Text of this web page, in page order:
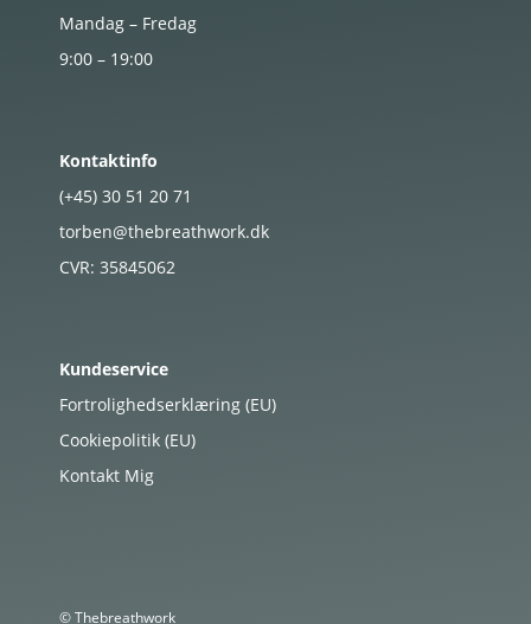
Mandag – Fredag
9:00 – 19:00
Kontaktinfo
(+45) 30 51 20 71
torben@thebreathwork.dk
CVR: 35845062
Kundeservice
Fortrolighedserklæring (EU)
Cookiepolitik (EU)
Kontakt Mig
© Thebreathwork